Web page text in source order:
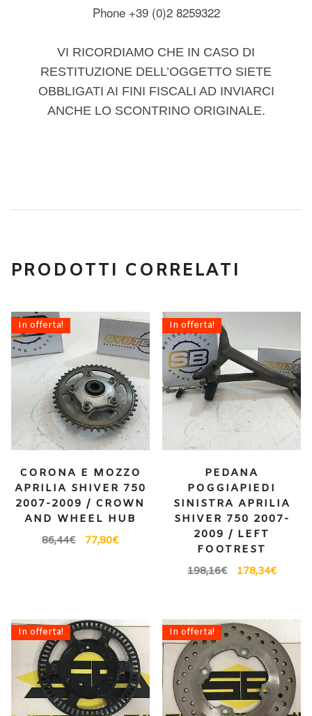
Phone +39 (0)2 8259322
VI RICORDIAMO CHE IN CASO DI
RESTITUZIONE DELL’OGGETTO SIETE
OBBLIGATI AI FINI FISCALI AD INVIARCI
ANCHE LO SCONTRINO ORIGINALE.
PRODOTTI CORRELATI
In offerta!
CORONA E MOZZO
APRILIA SHIVER 750
2007-2009 / CROWN
AND WHEEL HUB
86,44€ 77,80€
In offerta!
PEDANA
POGGIAPIEDI
SINISTRA APRILIA
SHIVER 750 2007-
2009 / LEFT
FOOTREST
198,16€ 178,34€
In offerta! In offerta!